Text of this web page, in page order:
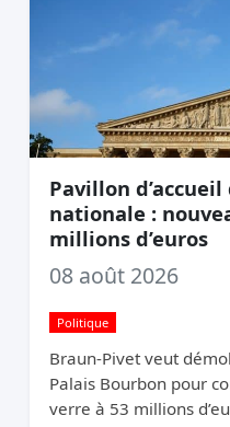
Pavillon d’accueil
nationale :
millions d’euros
08 août 2026
Politique
Braun-Pivet veut
Palais Bourbon pour
verre à 53 millions